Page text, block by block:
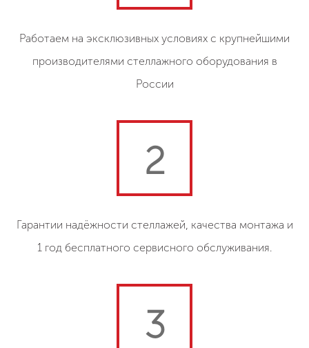
Работаем на эксклюзивных условиях с крупнейшими
производителями стеллажного оборудования в
России
2
Гарантии надёжности стеллажей, качества монтажа и
1 год бесплатного сервисного обслуживания.
3